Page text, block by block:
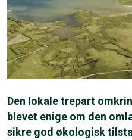
Den lokale trepart
blevet enige om den
sikre god økologisk